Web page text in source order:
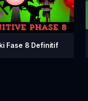
Fase 8 Definitif